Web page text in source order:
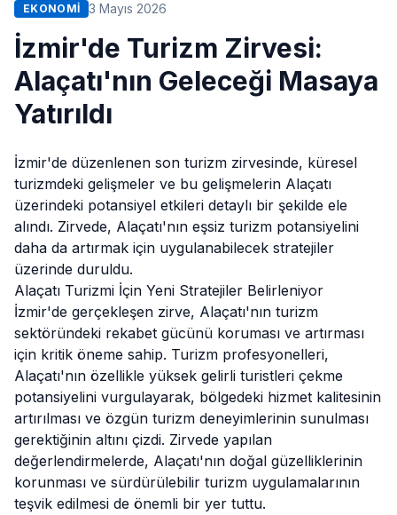
EKONOMI 3 Mayıs 2026
İzmir'de Turizm Zirvesi:
Alaçatı'nın Geleceği Masaya
Yatırıldı
İzmir'de düzenlenen son turizm zirvesinde, küresel
turizmdeki gelişmeler ve bu gelişmelerin Alaçatı
üzerindeki potansiyel etkileri detaylı bir şekilde ele
alındı. Zirvede, Alaçatı'nın eşsiz turizm potansiyelini
daha da artırmak için uygulanabilecek stratejiler
üzerinde duruldu.
Alaçatı Turizmi İçin Yeni Stratejiler Belirleniyor
İzmir'de gerçekleşen zirve, Alaçatı'nın turizm
sektöründeki rekabet gücünü koruması ve artırması
için kritik öneme sahip. Turizm profesyonelleri,
Alaçatı'nın özellikle yüksek gelirli turistleri çekme
potansiyelini vurgulayarak, bölgedeki hizmet kalitesinin
artırılması ve özgün turizm deneyimlerinin sunulması
gerektiğinin altını çizdi. Zirvede yapılan
değerlendirmelerde, Alaçatı'nın doğal güzelliklerinin
korunması ve sürdürülebilir turizm uygulamalarının
teşvik edilmesi de önemli bir yer tuttu.